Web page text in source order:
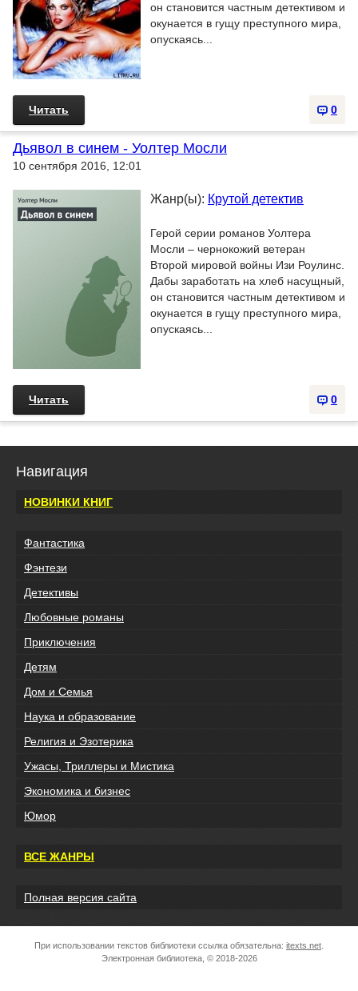
он становится частным детективом и
окунается в гущу преступного мира,
опускаясь...
0
Читать
Дьявол в синем - Уолтер Мосли
10 сентября 2016, 12:01
Жанр(ы): Крутой детектив
Герой серии романов Уолтера
Мосли – чернокожий ветеран
Второй мировой войны Изи Роулинс.
Дабы заработать на хлеб насущный,
он становится частным детективом и
окунается в гущу преступного мира,
опускаясь...
0
Читать
Навигация
НОВИНКИ КНИГ
Фантастика
Фэнтези
Детективы
Любовные романы
Приключения
Детям
Дом и Семья
Наука и образование
Религия и Эзотерика
Ужасы, Триллеры и Мистика
Экономика и бизнес
Юмор
ВСЕ ЖАНРЫ
Полная версия сайта
При использовании текстов библиотеки ссылка обязательна: itexts.net
Электронная библиотека, © 2018-2026